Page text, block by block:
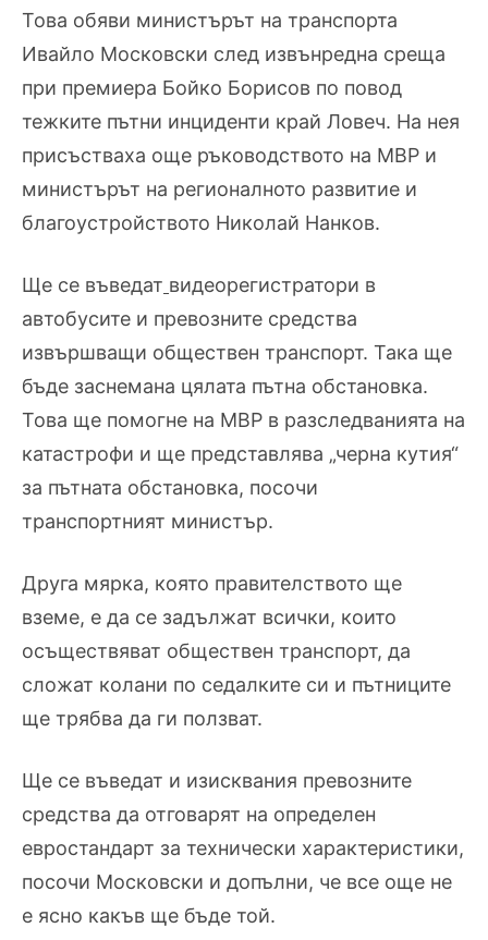
Това обяви министърът на транспорта
Ивайло Московски след извънредна среща
при премиера Бойко Борисов по повод
тежките пътни инциденти край Ловеч. На нея
присъстваха още ръководството на МВР и
министърът на регионалното развитие и
благоустройството Николай Нанков.
Ще се въведат видеорегистратори в
автобусите и превозните средства
извършващи обществен транспорт. Така ще
бъде заснемана цялата пътна обстановка.
Това ще помогне на МВР в разследванията на
катастрофи и ще представлява „черна кутия“
за пътната обстановка, посочи
транспортният министър.
Друга мярка, която правителството ще
вземе, е да се задължат всички, които
осъществяват обществен транспорт, да
сложат колани по седалките си и пътниците
ще трябва да ги ползват.
Ще се въведат и изисквания превозните
средства да отговарят на определен
евростандарт за технически характеристики,
посочи Московски и допълни, че все още не
е ясно какъв ще бъде той.